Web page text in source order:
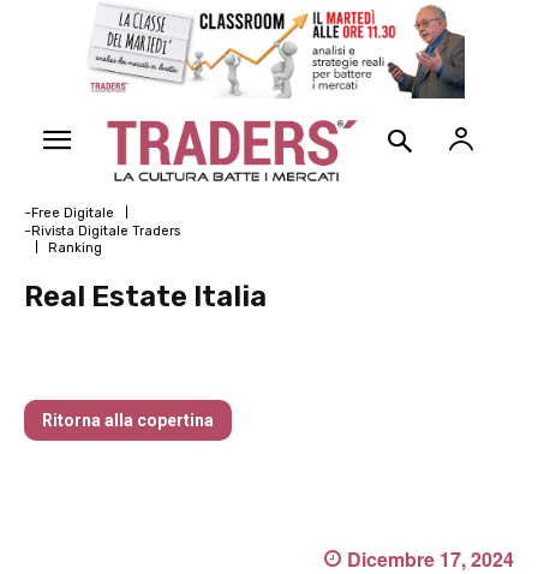
~Free Digitale
~Rivista Digitale Traders
Ranking
Real Estate Italia
Ritorna alla copertina
Dicembre 17, 2024